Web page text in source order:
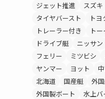
ジェット推進
スズキ
タイヤバースト
トヨ
トレーラー付き
ト
ドライブ艇
ニッサン
フェリー
ミツビシ
ヤンマー
ヨット
北海道
国産艇 外
外国製ボート
水上バ